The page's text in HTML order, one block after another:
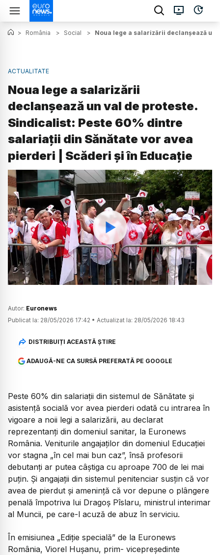
> România > Social > Noua lege a salarizării declanșează un
ACTUALITATE
Noua lege a salarizării
declanșează un val de proteste.
Sindicalist: Peste 60% dintre
salariații din Sănătate vor avea
pierderi | Scăderi și în Educație
Watch
Autor: Euronews
Publicat la: 28/05/2026 17:42 • Actualizat la: 28/05/2026 18:43
DISTRIBUIȚI ACEASTĂ ȘTIRE
ADAUGĂ-NE CA SURSĂ PREFERATĂ PE GOOGLE
Peste 60% din salariații din sistemul de Sănătate și
asistență socială vor avea pierderi odată cu intrarea în
vigoare a noii legi a salarizării, au declarat
reprezentanți din domeniul sanitar, la Euronews
România. Veniturile angajaților din domeniul Educației
vor stagna „în cel mai bun caz”, însă profesorii
debutanți ar putea câștiga cu aproape 700 de lei mai
puțin. Și angajații din sistemul penitenciar susțin că vor
avea de pierdut și amenință că vor depune o plângere
penală împotriva lui Dragoș Pîslaru, ministrul interimar
al Muncii, pe care-l acuză de abuz în serviciu.
În emisiunea „Ediție specială” de la Euronews
România, Viorel Hușanu, prim- vicepreședinte